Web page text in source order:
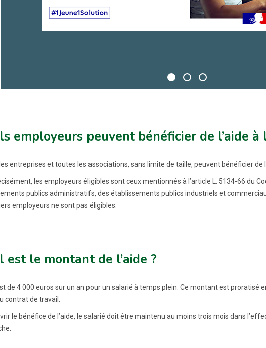
employeurs peuvent bénéficier de l’aide à
entreprises et toutes les associations, sans limite de taille, peuvent bénéficier de
les employeurs éligibles sont ceux mentionnés à l’article L. 5134-66 du
publics administratifs, des établissements publics industriels et
employeurs ne sont pas éligibles.
est le montant de l’aide ?
de 4 000 euros sur un an pour un salarié à temps plein. Ce montant est proratisé
contrat de travail.
le bénéfice de l’aide, le salarié doit être maintenu au moins trois mois dans